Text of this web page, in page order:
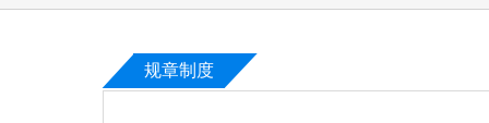
规章制度